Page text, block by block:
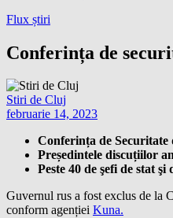
Flux știri
Conferința de
Stiri de Cluj
februarie 14, 2023
Conferința de
Președintele discuțiilor
Peste 40 de şefi de stat
Guvernul rus a fost exclus de la
conform agenției Kuna.